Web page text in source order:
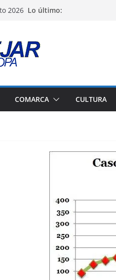
2026 Lo último:
COMARCA CULTURA